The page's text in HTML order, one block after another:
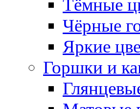
Тёмные
Чёрные
Яркие
Горшки и